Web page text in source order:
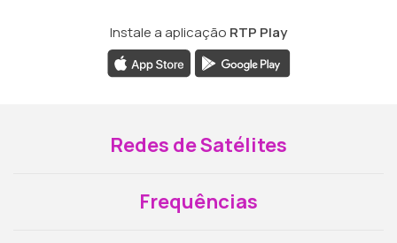
Instale a aplicação RTP Play
Redes de Satélites
Frequências